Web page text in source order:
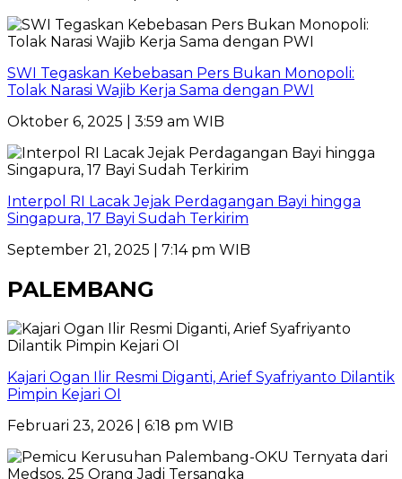
SWI Tegaskan Kebebasan Pers Bukan Monopoli:
Tolak Narasi Wajib Kerja Sama dengan PWI
Oktober 6, 2025 | 3:59 am WIB
Interpol RI Lacak Jejak Perdagangan Bayi hingga
Singapura, 17 Bayi Sudah Terkirim
September 21, 2025 | 7:14 pm WIB
PALEMBANG
Kajari Ogan Ilir Resmi Diganti, Arief Syafriyanto Dilantik
Pimpin Kejari OI
Februari 23, 2026 | 6:18 pm WIB